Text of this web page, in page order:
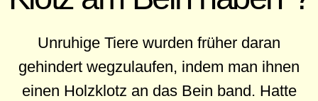
Unruhige Tiere wurden früher daran
gehindert wegzulaufen, indem man ihnen
einen Holzklotz an das Bein band. Hatte